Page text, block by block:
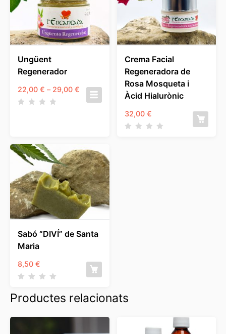
Ungüent
Regenerador
22,00 € – 29,00 € Interval
Crema Facial
Regeneradora de
Rosa Mosqueta i
Àcid Hialurònic
32,00 €
Sabó “DIVÍ” de Santa
Maria
8,50 €
Productes relacionats